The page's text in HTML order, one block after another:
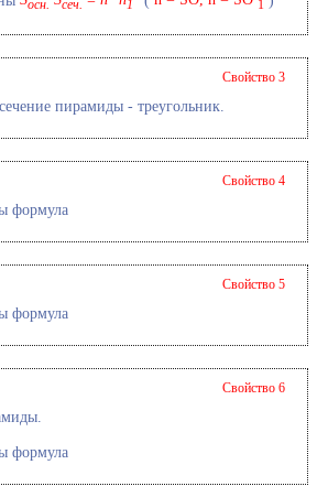
осн. сеч. 1 1
Свойство 3
пирамиды - треугольник.
Свойство 4
Свойство 5
Свойство 6